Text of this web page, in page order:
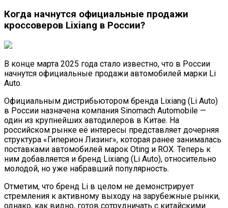
Когда начнутся официальные продажи
кроссоверов Lixiang в России?
В конце марта 2025 года стало известно, что в России
начнутся официальные продажи автомобилей марки Li
Auto.
Официальным дистрибьютором бренда Lixiang (Li Auto)
в России назначена компания Sinomach Automobile —
один из крупнейших автодилеров в Китае. На
российском рынке её интересы представляет дочерняя
структура «Гиперион Лизинг», которая ранее занималась
поставками автомобилей марок Oting и ROX. Теперь к
ним добавляется и бренд Lixiang (Li Auto), относительно
молодой, но уже набравший популярность.
Отметим, что бренд Li в целом не демонстрирует
стремления к активному выходу на зарубежные рынки,
однако, как видно, готов сотрудничать с китайскими